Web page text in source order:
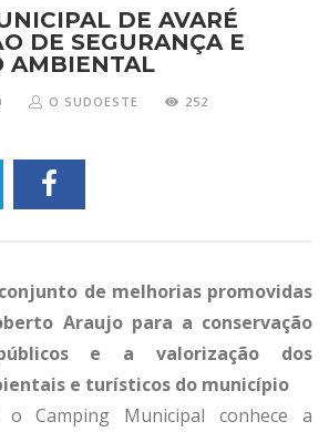
DE AVARÉ
DE SEGURANÇA E
AMBIENTAL
O SUDOESTE 252
de melhorias promovidas
Araujo para a conservação
e a valorização dos
e turísticos do município
o Camping Municipal conhece a